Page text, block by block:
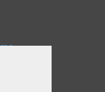
web)